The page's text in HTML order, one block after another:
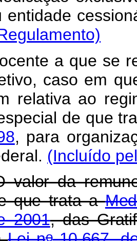
entidade
a que se
caso em
relativa ao
de que
, para
(Incluído
da
que trata a
2001, das
o